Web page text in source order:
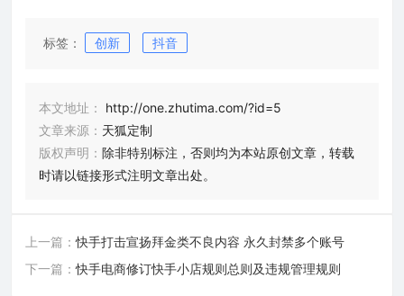
标签： 创新 抖音
本文地址：
http://one.zhutima.com/?id=5
文章来源： 天狐定制
版权声明： 除非特别标注，否则均为本站原创文章，转载
时请以链接形式注明文章出处。
上一篇：快手打击宣扬拜金类不良内容 永久封禁多个账号
下一篇：快手电商修订快手小店规则总则及违规管理规则